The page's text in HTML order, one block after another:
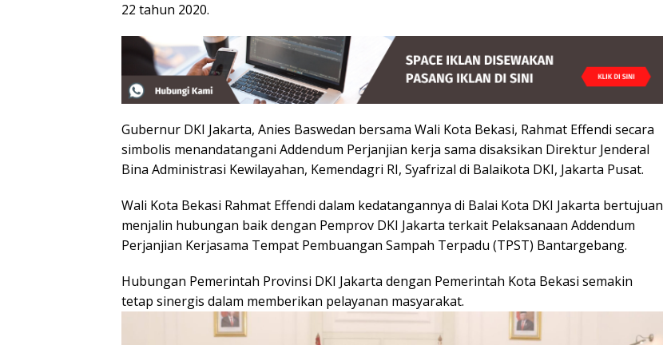
22 tahun 2020.
Gubernur DKI Jakarta, Anies Baswedan bersama Wali Kota Bekasi, Rahmat Effendi secara
simbolis menandatangani Addendum Perjanjian kerja sama disaksikan Direktur Jenderal
Bina Administrasi Kewilayahan, Kemendagri RI, Syafrizal di Balaikota DKI, Jakarta Pusat.
Wali Kota Bekasi Rahmat Effendi dalam kedatangannya di Balai Kota DKI Jakarta bertujuan
menjalin hubungan baik dengan Pemprov DKI Jakarta terkait Pelaksanaan Addendum
Perjanjian Kerjasama Tempat Pembuangan Sampah Terpadu (TPST) Bantargebang.
Hubungan Pemerintah Provinsi DKI Jakarta dengan Pemerintah Kota Bekasi semakin
tetap sinergis dalam memberikan pelayanan masyarakat.